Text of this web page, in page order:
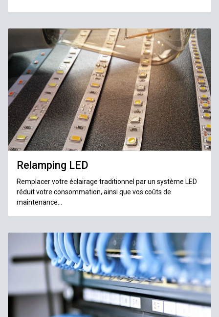
Relamping LED
Remplacer votre éclairage traditionnel par un système LED
réduit votre consommation, ainsi que vos coûts de
maintenance...